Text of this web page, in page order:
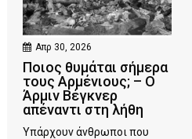
Απρ 30, 2026
Ποιος θυμάται σήμερα
τους Αρμένιους; – Ο
Άρμιν Βέγκνερ
απέναντι στη λήθη
Υπάρχουν άνθρωποι που